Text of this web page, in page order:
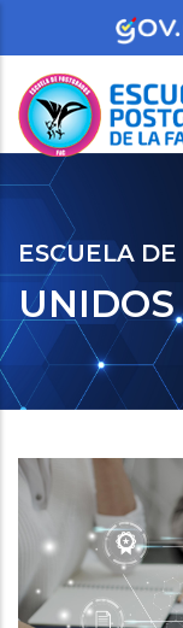
contenido
principal
ESCUELA